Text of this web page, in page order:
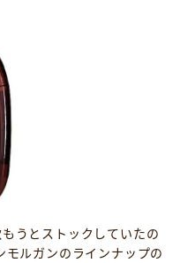
うとストックしていたの
ルガンのラインナップの